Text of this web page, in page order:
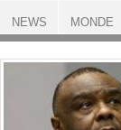
ACCUEIL
NEWS MONDE